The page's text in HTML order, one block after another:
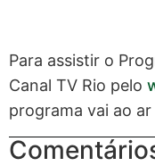
Para assistir o
Canal TV Rio pelo
programa vai ao ar